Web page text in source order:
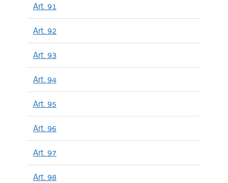
Art. 91
Art. 92
Art. 93
Art. 94
Art. 95
Art. 96
Art. 97
Art. 98